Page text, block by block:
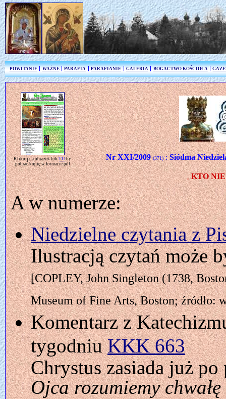
POWITANIE WAŻNE PARAFIA PARAFIANIE GALERIA BOGACTWO KOŚCIOŁA
Kliknij na obrazek lubTUby
pobrać kopię w formacie pdf
Nr XXI/2009 (371) :Siódma
„ KTO
A w numerze:
Niedzielne czytania z
Ilustracją czytań może
[COPLEY, John Singleton (1738,
Museum of Fine Arts, Boston; źródło:
Komentarz z
tygodniuKKK 663
Chrystus zasiada już
Ojca rozumiemy